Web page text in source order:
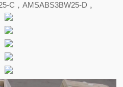
C，AMSABS3BW25-D 。